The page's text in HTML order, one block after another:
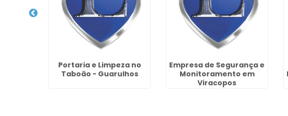
Portaria e Limpeza no
Taboão - Guarulhos
Empresa de Segurança e
Monitoramento em
Viracopos